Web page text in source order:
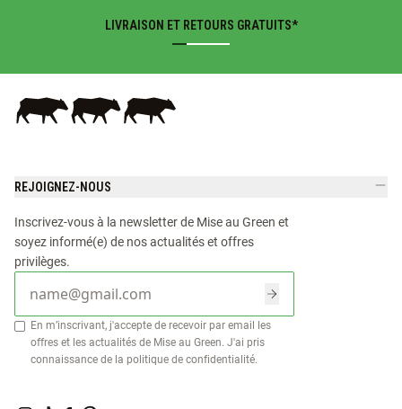
LIVRAISON ET RETOURS GRATUITS*
REJOIGNEZ-NOUS
Inscrivez-vous à la newsletter de Mise au Green et
soyez informé(e) de nos actualités et offres
privilèges.
E-mail
En m’inscrivant, j'accepte de recevoir par email les
offres et les actualités de Mise au Green. J'ai pris
connaissance de la politique de confidentialité.